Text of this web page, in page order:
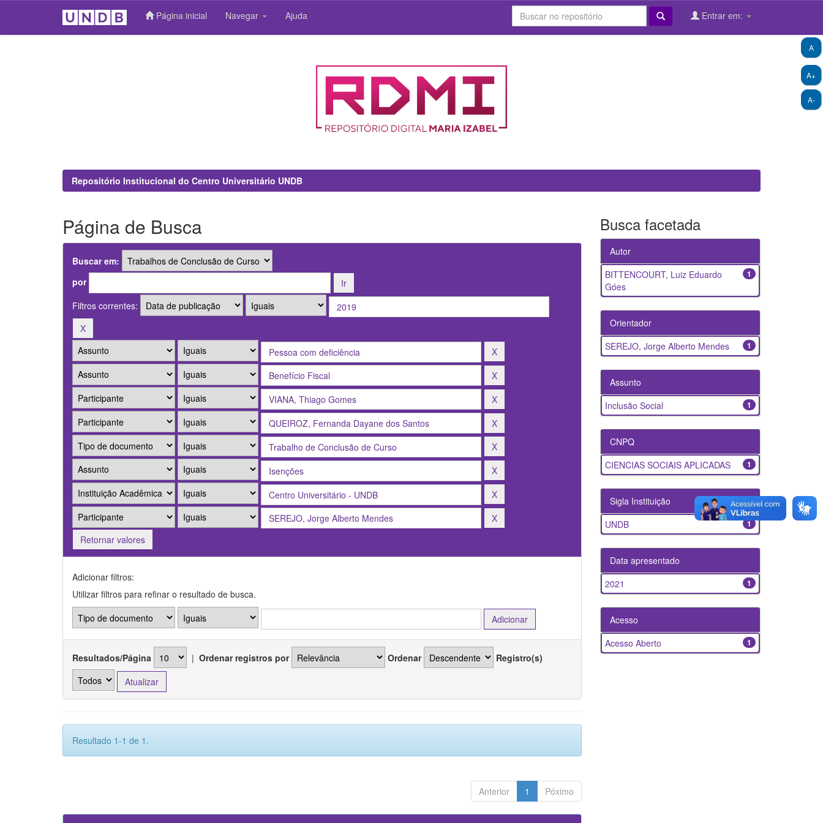
Página inicial Navegar Ajuda Entrar em:
A+
A-
A
Repositório Institucional do Centro Universitário UNDB
Página de Busca
Buscar em:
por
Filtros correntes:
Retornar valores
Adicionar filtros:
Utilizar filtros para refinar o resultado de busca.
Resultados/Página | Ordenar registros por Ordenar Registro(s)
Resultado 1-1 de 1.
Anterior 1 Póximo
Busca facetada
Autor
1
BITTENCOURT, Luiz Eduardo
Góes
Orientador
1
SEREJO, Jorge Alberto Mendes
Assunto
1
Inclusão Social
CNPQ
1
CIENCIAS SOCIAIS APLICADAS
Sigla Instituição
1
UNDB
Data apresentado
1
2021
Acesso
1
Acesso Aberto